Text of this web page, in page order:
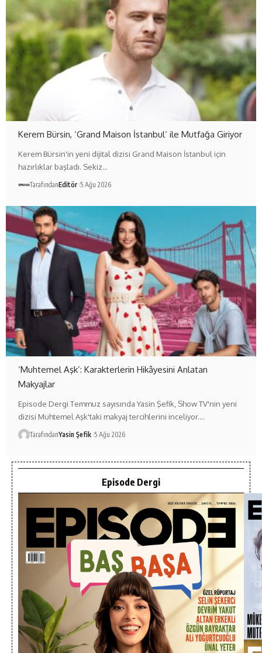
Kerem Bürsin, ‘Grand Maison İstanbul’ ile Mutfağa Giriyor
Kerem Bürsin'in yeni dijital dizisi Grand Maison İstanbul için
hazırlıklar başladı. Sekiz…
TarafındanEditör 5 Ağu 2026
‘Muhtemel Aşk’: Karakterlerin Hikâyesini Anlatan
Makyajlar
Episode Dergi Temmuz sayısında Yasin Şefik, Show TV'nin yeni
dizisi Muhtemel Aşk'taki makyaj tercihlerini inceliyor.…
TarafındanYasin Şefik 5 Ağu 2026
Episode Dergi